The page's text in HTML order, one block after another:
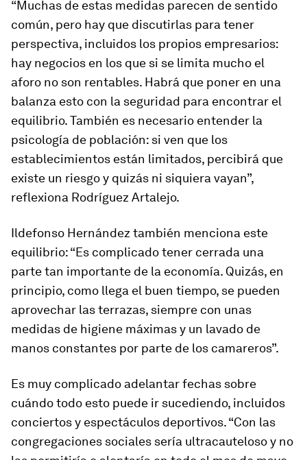
“Muchas de estas medidas parecen de sentido
común, pero hay que discutirlas para tener
perspectiva, incluidos los propios empresarios:
hay negocios en los que si se limita mucho el
aforo no son rentables. Habrá que poner en una
balanza esto con la seguridad para encontrar el
equilibrio. También es necesario entender la
psicología de población: si ven que los
establecimientos están limitados, percibirá que
existe un riesgo y quizás ni siquiera vayan”,
reflexiona Rodríguez Artalejo.
Ildefonso Hernández también menciona este
equilibrio: “Es complicado tener cerrada una
parte tan importante de la economía. Quizás, en
principio, como llega el buen tiempo, se pueden
aprovechar las terrazas, siempre con unas
medidas de higiene máximas y un lavado de
manos constantes por parte de los camareros”.
Es muy complicado adelantar fechas sobre
cuándo todo esto puede ir sucediendo, incluidos
conciertos y espectáculos deportivos. “Con las
congregaciones sociales sería ultracauteloso y no